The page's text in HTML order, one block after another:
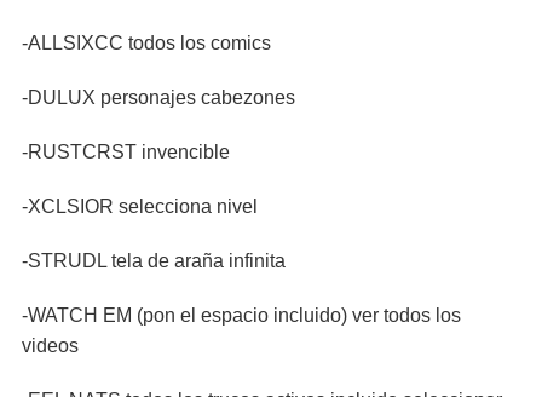
-ALLSIXCC todos los comics
-DULUX personajes cabezones
-RUSTCRST invencible
-XCLSIOR selecciona nivel
-STRUDL tela de araña infinita
-WATCH EM (pon el espacio incluido) ver todos los
videos